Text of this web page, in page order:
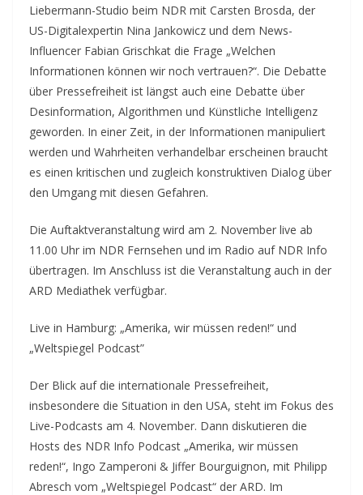
Liebermann-Studio beim NDR mit Carsten Brosda, der
US-Digitalexpertin Nina Jankowicz und dem News-
Influencer Fabian Grischkat die Frage „Welchen
Informationen können wir noch vertrauen?“. Die Debatte
über Pressefreiheit ist längst auch eine Debatte über
Desinformation, Algorithmen und Künstliche Intelligenz
geworden. In einer Zeit, in der Informationen manipuliert
werden und Wahrheiten verhandelbar erscheinen braucht
es einen kritischen und zugleich konstruktiven Dialog über
den Umgang mit diesen Gefahren.
Die Auftaktveranstaltung wird am 2. November live ab
11.00 Uhr im NDR Fernsehen und im Radio auf NDR Info
übertragen. Im Anschluss ist die Veranstaltung auch in der
ARD Mediathek verfügbar.
Live in Hamburg: „Amerika, wir müssen reden!“ und
„Weltspiegel Podcast”
Der Blick auf die internationale Pressefreiheit,
insbesondere die Situation in den USA, steht im Fokus des
Live-Podcasts am 4. November. Dann diskutieren die
Hosts des NDR Info Podcast „Amerika, wir müssen
reden!“, Ingo Zamperoni & Jiffer Bourguignon, mit Philipp
Abresch vom „Weltspiegel Podcast“ der ARD. Im